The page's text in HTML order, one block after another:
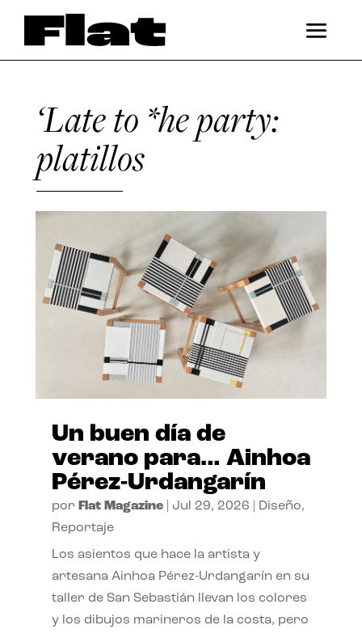
‘Late to *he party:
platillos
Un buen día de
verano para… Ainhoa
Pérez-Urdangarín
por Flat Magazine| Jul 29, 2026 Diseño,
Reportaje
Los asientos que hace la artista y
artesana Ainhoa Pérez-Urdangarín en su
taller de San Sebastián llevan los colores
y los dibujos marineros de la costa, pero